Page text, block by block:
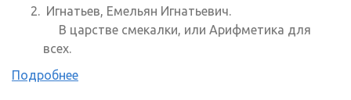
Игнатьев, Емельян Игнатьевич.
В царстве смекалки, или Арифметика для
всех.
Подробнее